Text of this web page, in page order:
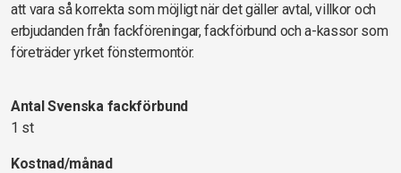
att vara så korrekta som möjligt när det gäller avtal, villkor och
erbjudanden från fackföreningar, fackförbund och a-kassor som
företräder yrket fönstermontör.
Antal Svenska fackförbund
1 st
Kostnad/månad